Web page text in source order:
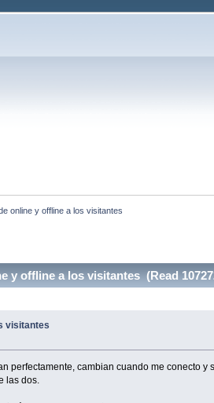
online y offline a los visitantes
y offline a los visitantes (Read
visitantes
perfectamente, cambian cuando me conecto
las dos.